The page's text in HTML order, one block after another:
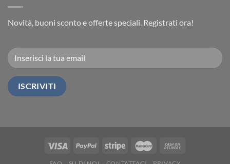
Novità, buoni sconto e offerte speciali. Registrati ora!